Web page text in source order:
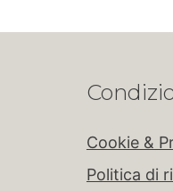
Cookie &
Politica di